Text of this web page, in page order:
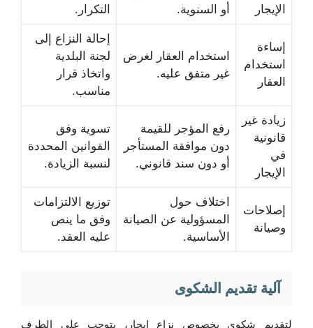
الإيجار
أو السنوية.
التكرار.
إساءة
استخدام
العقار
استخدام العقار لغرض
غير متفق عليه.
إحالة النزاع إلى
لجنة البلدية
واتخاذ قرار
مناسب.
زيادة غير
قانونية
في
الإيجار
رفع المؤجر للقيمة
دون موافقة المستأجر
أو دون سند قانوني.
تسوية وفق
القوانين المحددة
لنسبة الزيادة.
إصلاحات
وصيانة
اختلاف حول
المسؤولية عن الصيانة
الأساسية.
توزيع الالتزامات
وفق ما ينص
عليه العقد.
آلية تقديم الشكوى
لتقديم شكوى بخصوص نزاع إيجار، يتوجب على الطرف